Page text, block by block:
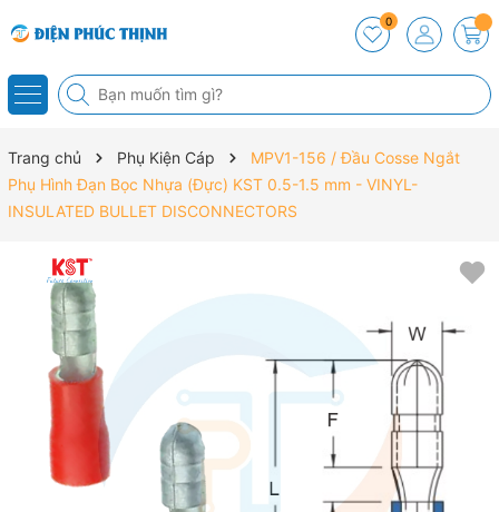
0
Trang chủ Phụ Kiện Cáp
MPV1-156 / Đầu Cosse Ngắt
Phụ Hình Đạn Bọc Nhựa (Đực) KST 0.5-1.5 mm - VINYL-
INSULATED BULLET DISCONNECTORS